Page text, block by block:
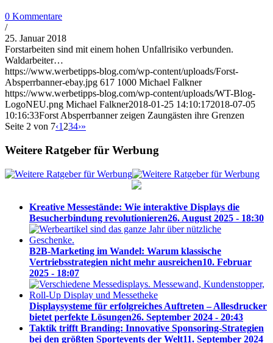
0 Kommentare
/
25. Januar 2018
Forstarbeiten sind mit einem hohen Unfallrisiko verbunden.
Waldarbeiter…
https://www.werbetipps-blog.com/wp-content/uploads/Forst-
Absperrbanner-ebay.jpg 617 1000 Michael Falkner
https://www.werbetipps-blog.com/wp-content/uploads/WT-Blog-
LogoNEU.png Michael Falkner2018-01-25 14:10:172018-07-05
10:16:33Forst Absperrbanner zeigen Zaungästen ihre Grenzen
Seite 2 von 7‹1 234›»
Weitere Ratgeber für Werbung
Kreative Messestände: Wie interaktive Displays die
Besucherbindung revolutionieren26. August 2025 - 18:30
B2B-Marketing im Wandel: Warum klassische
Vertriebsstrategien nicht mehr ausreichen10. Februar
2025 - 18:07
Displaysysteme für erfolgreiches Auftreten – Allesdrucker
bietet perfekte Lösungen26. September 2024 - 20:43
Taktik trifft Branding: Innovative Sponsoring-Strategien
bei den größten Sportevents der Welt11. September 2024